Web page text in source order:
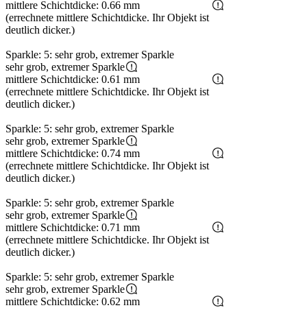
mittlere Schichtdicke: 0.66 mm
(errechnete mittlere Schichtdicke. Ihr Objekt ist
deutlich dicker.)
Sparkle: 5: sehr grob, extremer Sparkle
sehr grob, extremer Sparkle
mittlere Schichtdicke: 0.61 mm
(errechnete mittlere Schichtdicke. Ihr Objekt ist
deutlich dicker.)
Sparkle: 5: sehr grob, extremer Sparkle
sehr grob, extremer Sparkle
mittlere Schichtdicke: 0.74 mm
(errechnete mittlere Schichtdicke. Ihr Objekt ist
deutlich dicker.)
Sparkle: 5: sehr grob, extremer Sparkle
sehr grob, extremer Sparkle
mittlere Schichtdicke: 0.71 mm
(errechnete mittlere Schichtdicke. Ihr Objekt ist
deutlich dicker.)
Sparkle: 5: sehr grob, extremer Sparkle
sehr grob, extremer Sparkle
mittlere Schichtdicke: 0.62 mm